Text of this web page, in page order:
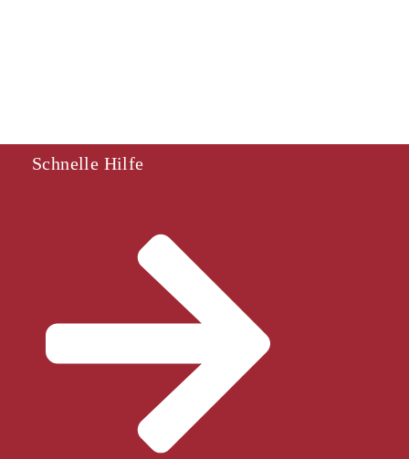
Schnelle Hilfe